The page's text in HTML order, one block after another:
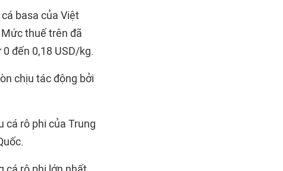
basa của Việt
thuế trên đã
đến 0,18 USD/kg.
chịu tác động bởi
cá rô phi của Trung